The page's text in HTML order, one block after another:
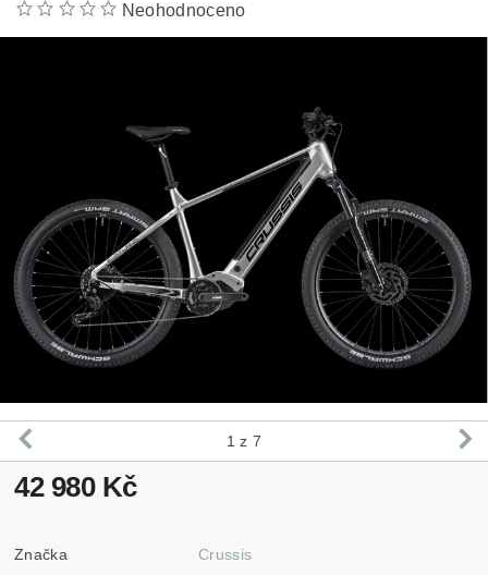
Neohodnoceno
1 z 7
42 980 Kč
Značka Crussis